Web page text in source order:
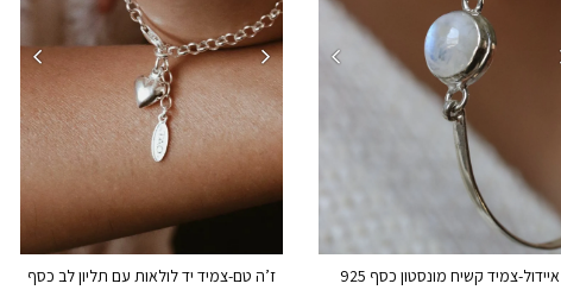
איידול-צמיד קשיח מונסטון כסף 925
ז’ה טם-צמיד יד לולאות עם תליון לב כסף